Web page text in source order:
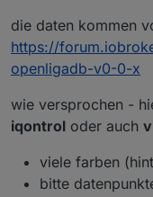
die daten kommen
https://
openligadb-v0-0-x
wie versprochen -
iqontrol oder auch
viele farben
bitte